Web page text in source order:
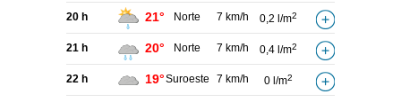
20 h 21° Norte 7 km/h 0,2 l/m2
21 h 20° Norte 7 km/h 0,4 l/m2
22 h 19°Suroeste 7 km/h 0 l/m2